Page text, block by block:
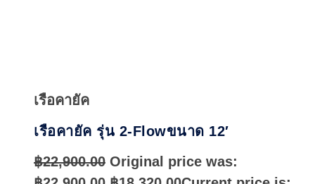
เรือคายัค
เรือคายัค รุ่น 2-Flowขนาด 12′
฿22,900.00 Original price was: